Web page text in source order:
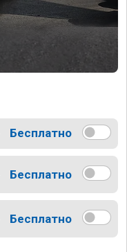
Бесплатно
Бесплатно
Бесплатно